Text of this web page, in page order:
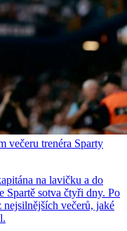
večeru trenéra Sparty
na lavičku a do
Spartě sotva čtyři dny. Po
večerů, jaké